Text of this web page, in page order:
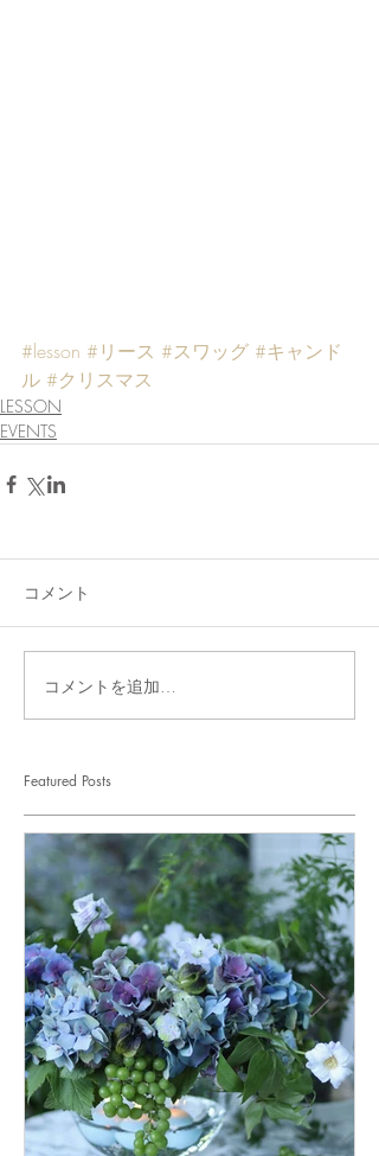
#lesson #リース #スワッグ #キャンド
ル #クリスマス
LESSON
EVENTS
コメント
コメントを追加…
Featured Posts